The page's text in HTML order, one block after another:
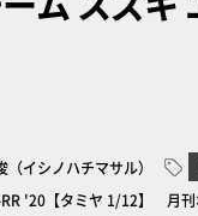
（イシノハチマサル）
'20【タミヤ 1/12】 月